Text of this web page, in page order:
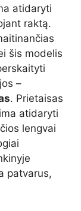
atidaryti
raktą.
šis modelis
–
. Prietaisas
atidaryti
lengvai
patvarus,